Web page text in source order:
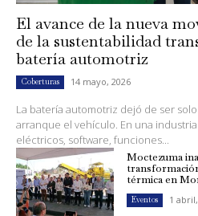
El avance de la nueva
de la sustentabilidad
batería automotriz
Coberturas 14 mayo, 2026
La batería automotriz dejó de ser
arranque el vehículo. En una
eléctricos, software, funciones...
Moctezuma
térmica en
Eventos 1